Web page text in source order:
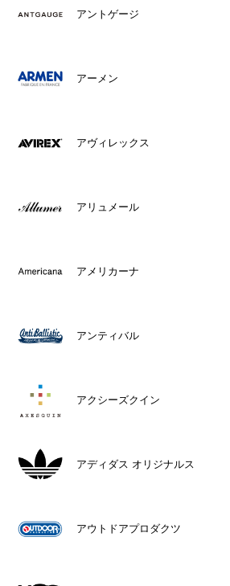
アントゲージ
アーメン
アヴィレックス
アリュメール
アメリカーナ
アンティバル
アクシーズクイン
アディダス オリジナルス
アウトドアプロダクツ